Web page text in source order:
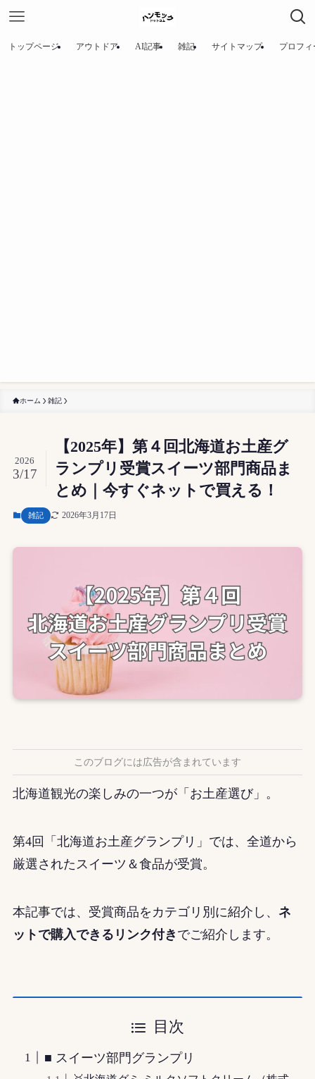
トップページ アウトドア AI記事 雑記 サイトマップ プロフィ
ホーム 雑記
【2025年】第４回北海道お土産グ
ランプリ受賞スイーツ部門商品ま
とめ｜今すぐネットで買える！
2026
3/17
雑記 2026年3月17日
このブログには広告が含まれています
北海道観光の楽しみの一つが「お土産選び」。
第4回「北海道お土産グランプリ」では、全道から
厳選されたスイーツ＆食品が受賞。
本記事では、受賞商品をカテゴリ別に紹介し、 ネ
ットで購入できるリンク付き でご紹介します。
目次
■ スイーツ部門グランプリ